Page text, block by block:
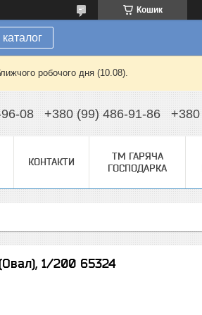
Кошик
робочого дня (10.08).
08 +380 (99) 486-91-86
КОНТАКТИ
ТМ ГАРЯЧА
ГОСПОДАРКА
1/200 65324